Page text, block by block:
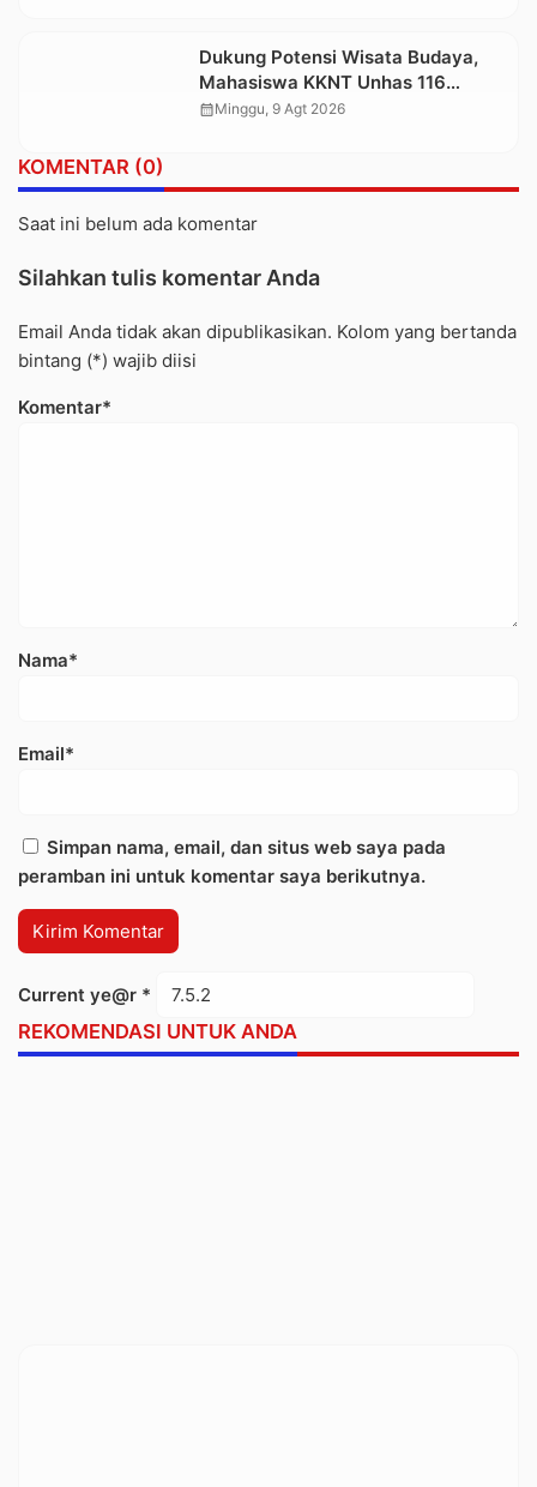
Dukung Potensi Wisata Budaya,
Mahasiswa KKNT Unhas 116
Kelurahan Nonongan Utara Pasang
calendar_monthMinggu, 9 Agt 2026
KOMENTAR (0)
Saat ini belum ada komentar
Silahkan tulis komentar Anda
Email Anda tidak akan dipublikasikan. Kolom yang bertanda
bintang (*) wajib diisi
Komentar*
Nama*
Email*
Simpan nama, email, dan situs web saya pada
peramban ini untuk komentar saya berikutnya.
Current ye@r *
REKOMENDASI UNTUK ANDA